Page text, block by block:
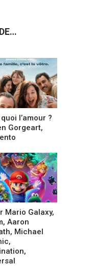
quoi l’amour ?
Gorgeart,
Mario Galaxy,
Aaron
Michael